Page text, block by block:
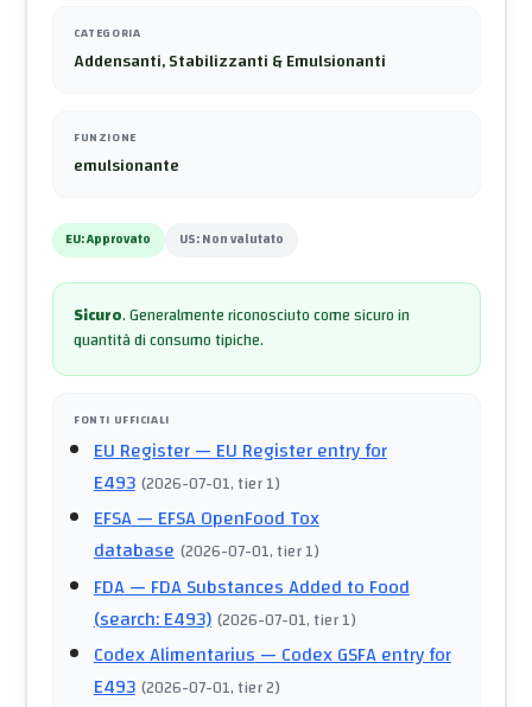
CATEGORIA
Addensanti, Stabilizzanti & Emulsionanti
FUNZIONE
emulsionante
EU:Approvato US:Non valutato
Sicuro.Generalmente riconosciuto come sicuro in
quantità di consumo tipiche.
FONTI UFFICIALI
EU Register— EU Register entry for
E493 (2026-07-01, tier 1)
EFSA— EFSA OpenFood Tox
database (2026-07-01, tier 1)
FDA— FDA Substances Added to Food
(search: E493) (2026-07-01, tier 1)
Codex Alimentarius— Codex GSFA entry for
E493 (2026-07-01, tier 2)